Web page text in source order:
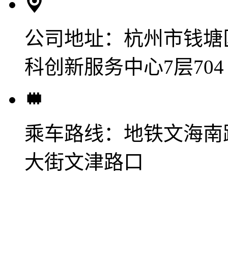
公司地址： 杭州市钱
科创新服务中心7层704
乘车路线： 地铁文海
大街文津路口